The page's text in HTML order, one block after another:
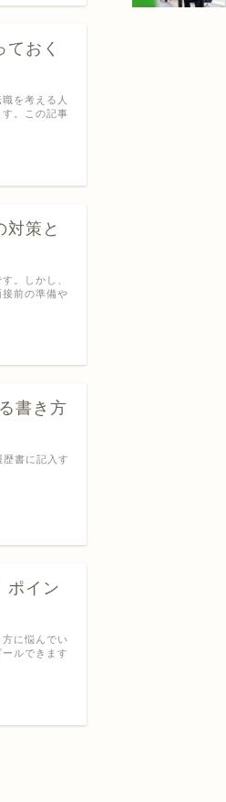
おく
を考える人
。この記事
対策と
。しかし、
前の準備や
書き方
書に記入す
ポイン
に悩んでい
ルできます